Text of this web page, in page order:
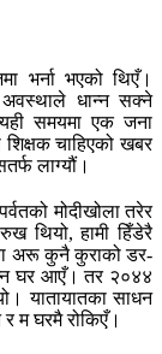
भर्ना भएको थिएँ।
अवस्थाले धान्न सक्ने
समयमा एक जना
शिक्षक चाहिएको खबर
लाग्यौं।
मोदीखोला तरेर
थियो, हामी हिँडेरै
अरू कुनै कुराको डर-
घर आएँ। तर २०४४
यातायातका साधन
म घरमै रोकिएँ।